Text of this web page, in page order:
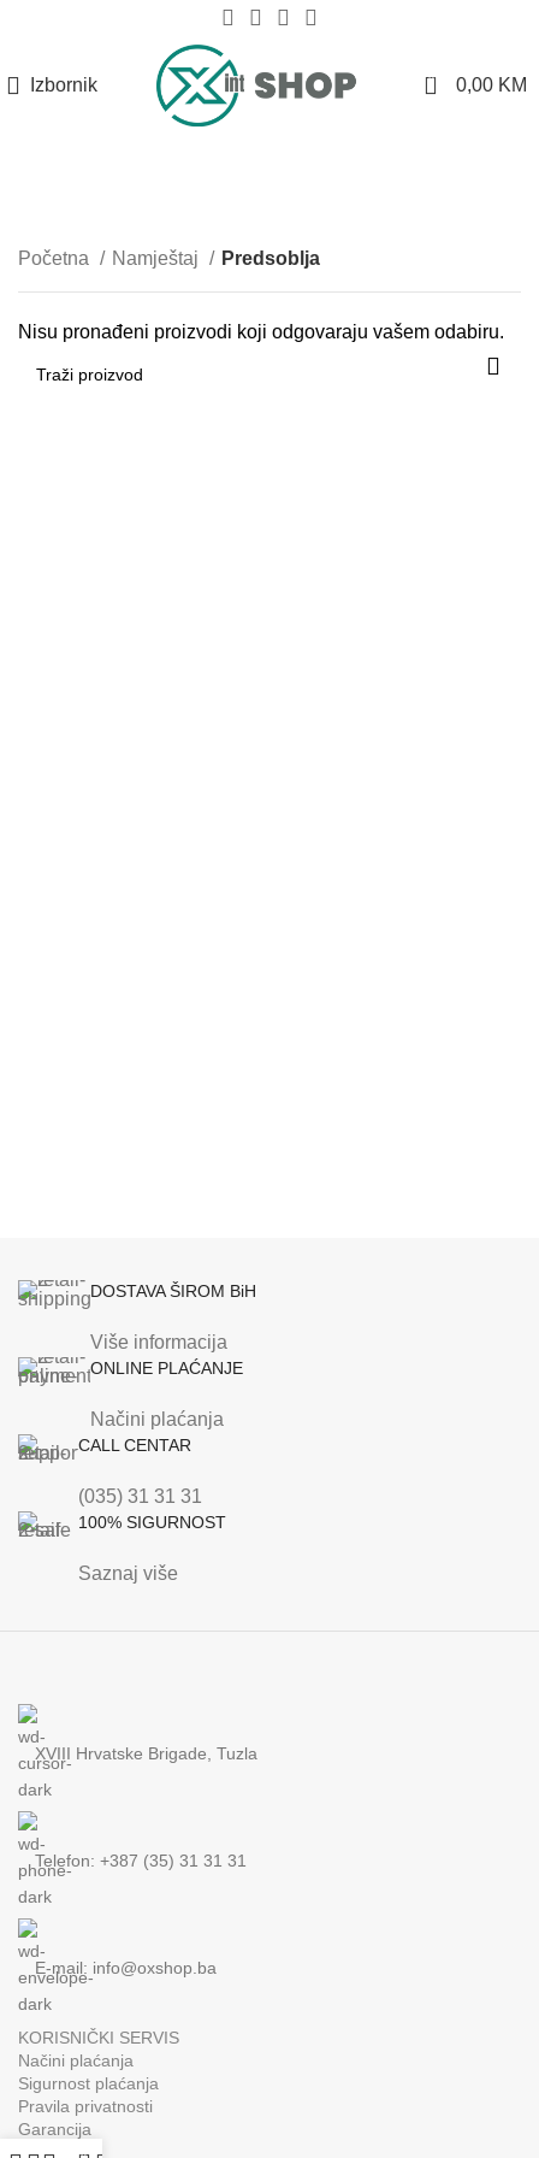
Izbornik 0 0,00 KM
Kategorije
Početna Namještaj Predsoblja
Nisu pronađeni proizvodi koji odgovaraju vašem odabiru.
DOSTAVA ŠIROM BiH
Više informacija
ONLINE PLAĆANJE
Načini plaćanja
CALL CENTAR
(035) 31 31 31
100% SIGURNOST
Saznaj više
XVIII Hrvatske Brigade, Tuzla
Telefon: +387 (35) 31 31 31
E-mail: info@oxshop.ba
KORISNIČKI SERVIS
Načini plaćanja
Sigurnost plaćanja
Pravila privatnosti
Garancija
Dostava0